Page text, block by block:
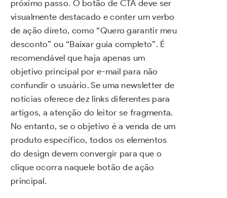
próximo passo. O botão de CTA deve ser
visualmente destacado e conter um verbo
de ação direto, como “Quero garantir meu
desconto” ou “Baixar guia completo”. É
recomendável que haja apenas um
objetivo principal por e-mail para não
confundir o usuário. Se uma newsletter de
notícias oferece dez links diferentes para
artigos, a atenção do leitor se fragmenta.
No entanto, se o objetivo é a venda de um
produto específico, todos os elementos
do design devem convergir para que o
clique ocorra naquele botão de ação
principal.